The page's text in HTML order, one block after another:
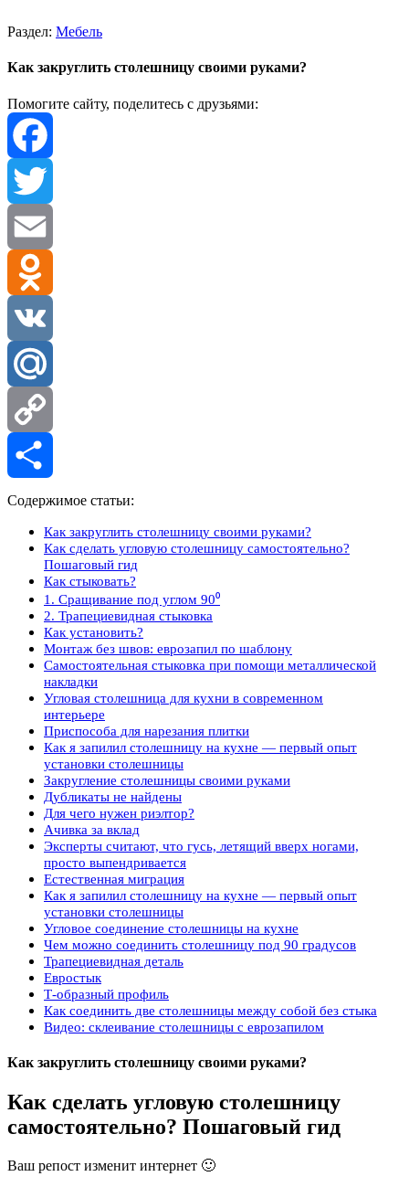
Раздел: Мебель
Как закруглить столешницу своими руками?
Помогите сайту, поделитесь с друзьями:
Facebook
Twitter
Email
Odnoklassniki
VK
Mail.Ru
Copy
Link
Отправить
Содержимое статьи:
Как закруглить столешницу своими руками?
Как сделать угловую столешницу самостоятельно?
Пошаговый гид
Как стыковать?
1. Сращивание под углом 90⁰
2. Трапециевидная стыковка
Как установить?
Монтаж без швов: еврозапил по шаблону
Самостоятельная стыковка при помощи металлической
накладки
Угловая столешница для кухни в современном
интерьере
Приспособа для нарезания плитки
Как я запилил столешницу на кухне — первый опыт
установки столешницы
Закругление столешницы своими руками
Дубликаты не найдены
Для чего нужен риэлтор?
Ачивка за вклад
Эксперты считают, что гусь, летящий вверх ногами,
просто выпендривается
Естественная миграция
Как я запилил столешницу на кухне — первый опыт
установки столешницы
Угловое соединение столешницы на кухне
Чем можно соединить столешницу под 90 градусов
Трапециевидная деталь
Евростык
Т-образный профиль
Как соединить две столешницы между собой без стыка
Видео: склеивание столешницы с еврозапилом
Как закруглить столешницу своими руками?
Как сделать угловую столешницу
самостоятельно? Пошаговый гид
Ваш репост изменит интернет 🙂